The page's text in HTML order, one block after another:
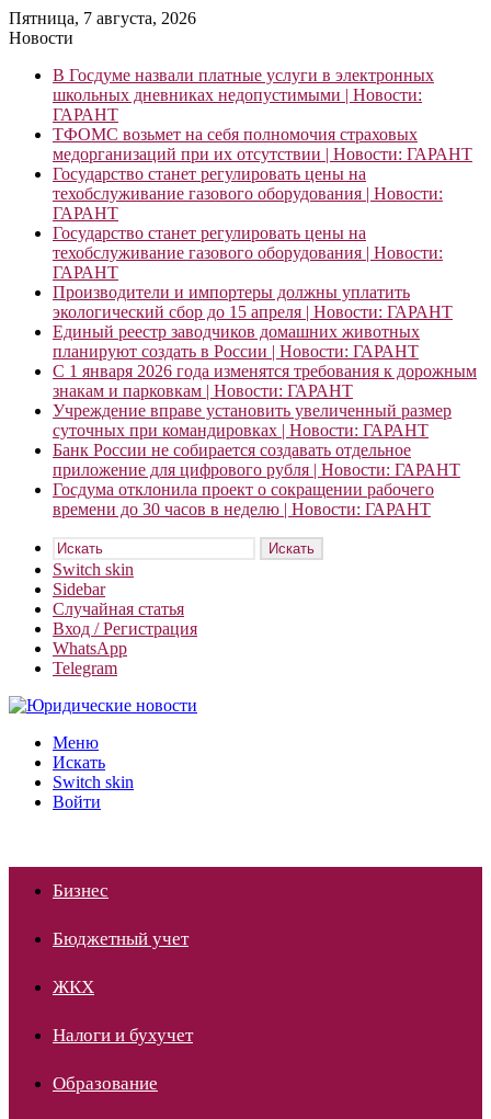
Пятница, 7 августа, 2026
Новости
В Госдуме назвали платные услуги в электронных
школьных дневниках недопустимыми | Новости:
ГАРАНТ
ТФОМС возьмет на себя полномочия страховых
медорганизаций при их отсутствии | Новости: ГАРАНТ
Государство станет регулировать цены на
техобслуживание газового оборудования | Новости:
ГАРАНТ
Государство станет регулировать цены на
техобслуживание газового оборудования | Новости:
ГАРАНТ
Производители и импортеры должны уплатить
экологический сбор до 15 апреля | Новости: ГАРАНТ
Единый реестр заводчиков домашних животных
планируют создать в России | Новости: ГАРАНТ
С 1 января 2026 года изменятся требования к дорожным
знакам и парковкам | Новости: ГАРАНТ
Учреждение вправе установить увеличенный размер
суточных при командировках | Новости: ГАРАНТ
Банк России не собирается создавать отдельное
приложение для цифрового рубля | Новости: ГАРАНТ
Госдума отклонила проект о сокращении рабочего
времени до 30 часов в неделю | Новости: ГАРАНТ
Искать
Switch skin
Sidebar
Случайная статья
Вход / Регистрация
WhatsApp
Telegram
Меню
Искать
Switch skin
Войти
Бизнес
Бюджетный учет
ЖКХ
Налоги и бухучет
Образование